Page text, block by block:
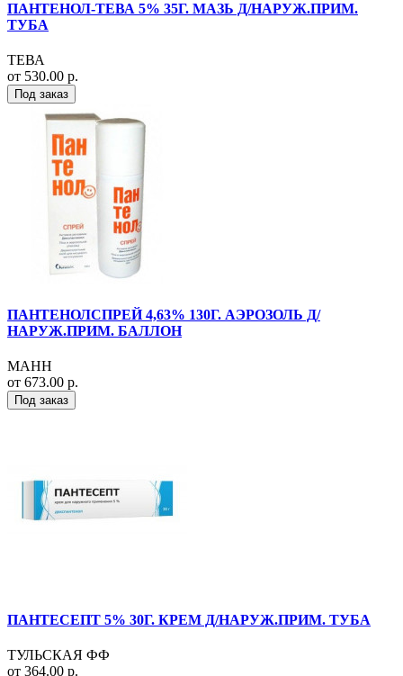
ПАНТЕНОЛ-ТЕВА 5% 35Г. МАЗЬ Д/НАРУЖ.ПРИМ.
ТУБА
ТЕВА
от 530.00 р.
Под заказ
ПАНТЕНОЛСПРЕЙ 4,63% 130Г. АЭРОЗОЛЬ Д/
НАРУЖ.ПРИМ. БАЛЛОН
МАНН
от 673.00 р.
Под заказ
ПАНТЕСЕПТ 5% 30Г. КРЕМ Д/НАРУЖ.ПРИМ. ТУБА
ТУЛЬСКАЯ ФФ
от 364.00 р.